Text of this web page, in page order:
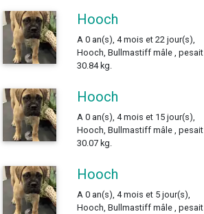
Hooch
A 0 an(s), 4 mois et 22 jour(s),
Hooch, Bullmastiff mâle , pesait
30.84 kg.
Hooch
A 0 an(s), 4 mois et 15 jour(s),
Hooch, Bullmastiff mâle , pesait
30.07 kg.
Hooch
A 0 an(s), 4 mois et 5 jour(s),
Hooch, Bullmastiff mâle , pesait